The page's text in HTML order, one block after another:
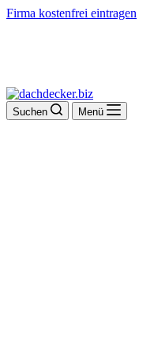
Firma kostenfrei eintragen
Suchen Menü